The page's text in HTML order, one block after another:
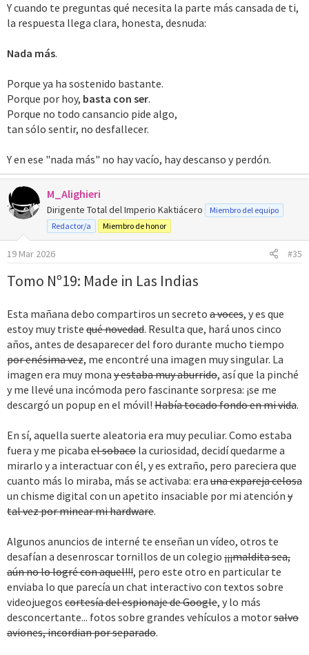
Y cuando te preguntas qué necesita la parte más cansada de ti,
la respuesta llega clara, honesta, desnuda:
Nada más.
Porque ya ha sostenido bastante.
Porque por hoy, basta con ser.
Porque no todo cansancio pide algo,
tan sólo sentir, no desfallecer.
Y en ese "nada más" no hay vacío, hay descanso y perdón.
M_Alighieri
Dirigente Total del Imperio Kaktiácero
Miembro del equipo
Redactor/a
Miembro de honor
19 Mar 2026 #35
Tomo Nº19: Made in Las Indias
Esta mañana debo compartiros un secreto a voces, y es que
estoy muy triste qué novedad. Resulta que, hará unos cinco
años, antes de desaparecer del foro durante mucho tiempo
por enésima vez, me encontré una imagen muy singular. La
imagen era muy mona y estaba muy aburrido, así que la pinché
y me llevé una incómoda pero fascinante sorpresa: ¡se me
descargó un popup en el móvil! Había tocado fondo en mi vida.
En sí, aquella suerte aleatoria era muy peculiar. Como estaba
fuera y me picaba el sobaco la curiosidad, decidí quedarme a
mirarlo y a interactuar con él, y es extraño, pero pareciera que
cuanto más lo miraba, más se activaba: era una expareja celosa
un chisme digital con un apetito insaciable por mi atención y
tal vez por minear mi hardware.
Algunos anuncios de interné te enseñan un vídeo, otros te
desafían a desenroscar tornillos de un colegio ¡¡¡maldita sea,
aún no lo logré con aquel!!!, pero este otro en particular te
enviaba lo que parecía un chat interactivo con textos sobre
videojuegos cortesía del espionaje de Google, y lo más
desconcertante... fotos sobre grandes vehículos a motorsalvo
aviones, incordian por separado.